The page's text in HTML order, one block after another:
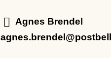
Agnes Brendel